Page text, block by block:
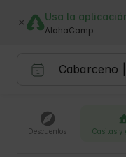
Usa la
AlohaCamp
Descuentos Casitas y